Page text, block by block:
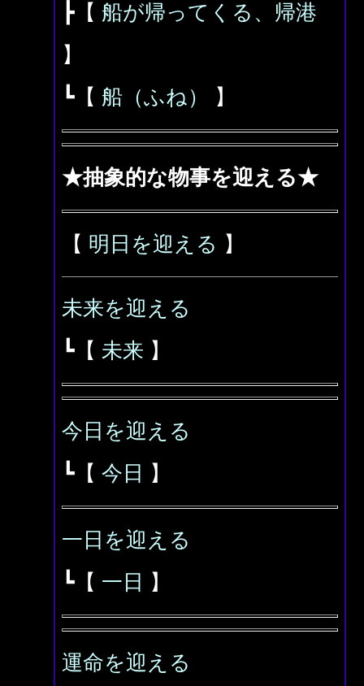
┣【 船が帰ってくる、帰港
】
┗【 船（ふね） 】
★抽象的な物事を迎える★
【 明日を迎える 】
未来を迎える
┗【 未来 】
今日を迎える
┗【 今日 】
一日を迎える
┗【 一日 】
運命を迎える